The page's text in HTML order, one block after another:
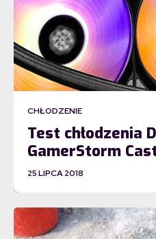
CHŁODZENIE
Test chłodzenia
GamerStorm
25 LIPCA 2018